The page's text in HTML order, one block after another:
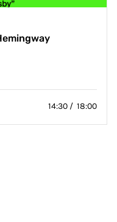
14:30 / 18:00